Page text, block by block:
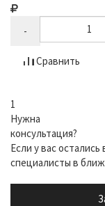
-
Сравнить
1
Нужна
консультация?
Если у вас
специалисты в